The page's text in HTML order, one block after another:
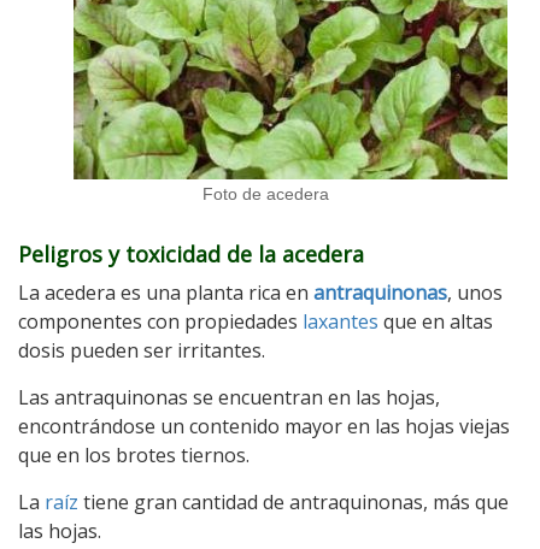
Foto de acedera
Peligros y toxicidad de la acedera
La acedera es una planta rica en antraquinonas, unos
componentes con propiedades laxantes que en altas
dosis pueden ser irritantes.
Las antraquinonas se encuentran en las hojas,
encontrándose un contenido mayor en las hojas viejas
que en los brotes tiernos.
La raíz tiene gran cantidad de antraquinonas, más que
las hojas.